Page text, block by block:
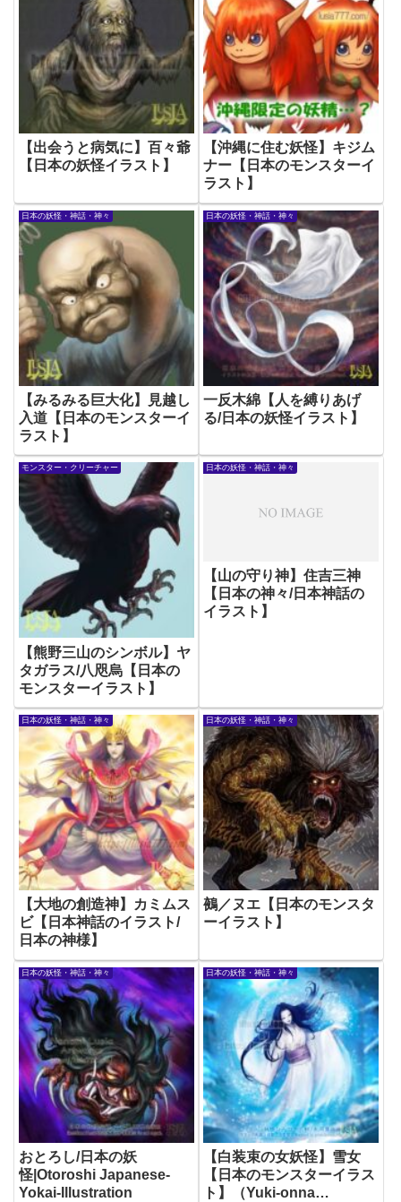
【出会うと病気に】百々爺
【日本の妖怪イラスト】
【沖縄に住む妖怪】キジム
ナー【日本のモンスターイ
ラスト】
日本の妖怪・神話・神々
【みるみる巨大化】見越し
入道【日本のモンスターイ
ラスト】
日本の妖怪・神話・神々
一反木綿【人を縛りあげ
る/日本の妖怪イラスト】
モンスター・クリーチャー
【熊野三山のシンボル】ヤ
タガラス/八咫烏【日本の
モンスターイラスト】
日本の妖怪・神話・神々
【山の守り神】住吉三神
【日本の神々/日本神話の
イラスト】
日本の妖怪・神話・神々
【大地の創造神】カミムス
ビ【日本神話のイラスト/
日本の神様】
日本の妖怪・神話・神々
鵺／ヌエ【日本のモンスタ
ーイラスト】
日本の妖怪・神話・神々
おとろし/日本の妖
怪|Otoroshi Japanese-
Yokai-Illustration
日本の妖怪・神話・神々
【白装束の女妖怪】雪女
【日本のモンスターイラス
ト】（Yuki-onna